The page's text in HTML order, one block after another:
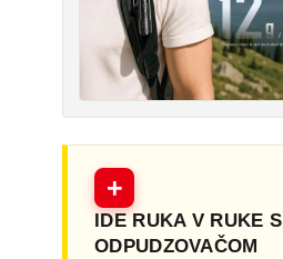
+
IDE RUKA V RUKE S
ODPUDZOVAČOM